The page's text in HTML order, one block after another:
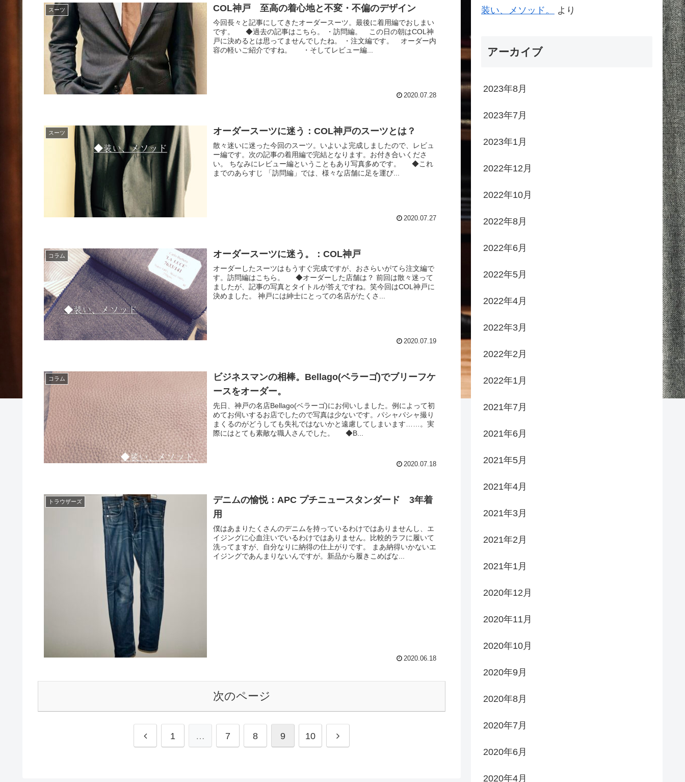
スーツ COL神戸 至高の着心地と不変・不偏のデザイン
今回長々と記事にしてきたオーダースーツ。最後に着用編でおしまい
です。 ◆過去の記事はこちら。 ・訪問編。 この日の朝はCOL神
戸に決めるとは思ってませんでしたね。 ・注文編です。 オーダー内
容の軽いご紹介ですね。 ・そしてレビュー編...
2020.07.28
スーツ オーダースーツに迷う：COL神戸のスーツとは？
散々迷いに迷った今回のスーツ。いよいよ完成しましたので、レビュ
ー編です。次の記事の着用編で完結となります。お付き合いくださ
い。 ちなみにレビュー編ということもあり写真多めです。 ◆これ
までのあらすじ 「訪問編」では、様々な店舗に足を運び...
2020.07.27
コラム オーダースーツに迷う。：COL神戸
オーダーしたスーツはもうすぐ完成ですが、おさらいがてら注文編で
す。訪問編はこちら。 ◆オーダーした店舗は？ 前回は散々迷って
ましたが、記事の写真とタイトルが答えですね。笑今回はCOL神戸に
決めました。 神戸には紳士にとっての名店がたくさ...
2020.07.19
コラム
ビジネスマンの相棒。Bellago(ベラーゴ)でブリーフケ
ースをオーダー。
先日、神戸の名店Bellago(ベラーゴ)にお伺いしました。例によって初
めてお伺いするお店でしたので写真は少ないです。パシャパシャ撮り
まくるのがどうしても失礼ではないかと遠慮してしまいます……。実
際にはとても素敵な職人さんでした。 ◆B...
2020.07.18
トラウザーズ
デニムの愉悦：APC プチニュースタンダード 3年着
用
僕はあまりたくさんのデニムを持っているわけではありませんし、エ
イジングに心血注いでいるわけではありません。比較的ラフに履いて
洗ってますが、自分なりに納得の仕上がりです。 まあ納得いかないエ
イジングであんまりないんですが。新品から履きこめばな...
2020.06.18
次のページ
前 1 … 7 8 9 10 次
装い、メソッド。
より
アーカイブ
2023年8月
2023年7月
2023年1月
2022年12月
2022年10月
2022年8月
2022年6月
2022年5月
2022年4月
2022年3月
2022年2月
2022年1月
2021年7月
2021年6月
2021年5月
2021年4月
2021年3月
2021年2月
2021年1月
2020年12月
2020年11月
2020年10月
2020年9月
2020年8月
2020年7月
2020年6月
2020年4月